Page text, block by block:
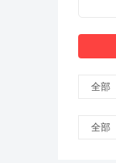
全部
全部